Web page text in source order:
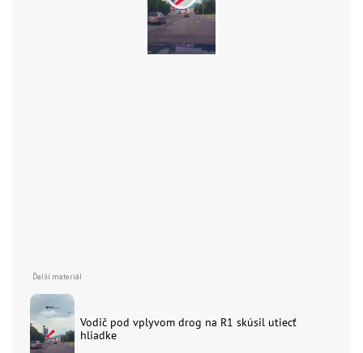
Vodič pod vplyvom drog na R1 skúsil utiecť
hliadke